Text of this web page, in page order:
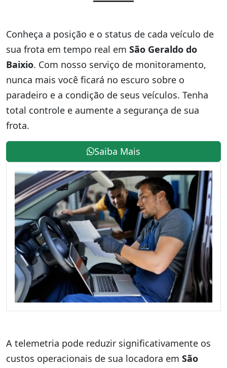
Conheça a posição e o status de cada veículo de
sua frota em tempo real em São Geraldo do
Baixio. Com nosso serviço de monitoramento,
nunca mais você ficará no escuro sobre o
paradeiro e a condição de seus veículos. Tenha
total controle e aumente a segurança de sua
frota.
Saiba Mais
A telemetria pode reduzir significativamente os
custos operacionais de sua locadora em São